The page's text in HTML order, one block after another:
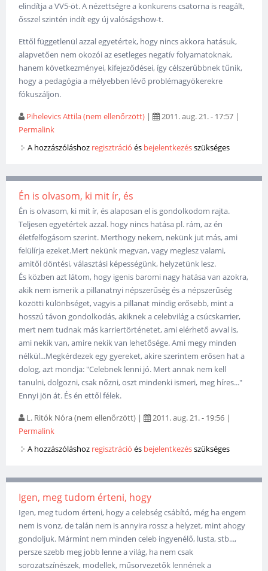
elindítja a VV5-öt. A nézettségre a konkurens csatorna is reagált,
ősszel szintén indít egy új valóságshow-t.
Ettől függetlenül azzal egyetértek, hogy nincs akkora hatásuk,
alapvetően nem okozói az esetleges negatív folyamatoknak,
hanem következményei, kifejeződései, így célszerűbbnek tűnik,
hogy a pedagógia a mélyebben lévő problémagyökerekre
fókuszáljon.
Pihelevics Attila (nem ellenőrzött) | 2011. aug. 21. - 17:57 |
Permalink
A hozzászóláshoz regisztráció és bejelentkezésszükséges
Én is olvasom, ki mit ír, és
Én is olvasom, ki mit ír, és alaposan el is gondolkodom rajta.
Teljesen egyetértek azzal. hogy nincs hatása pl. rám, az én
életfelfogásom szerint. Merthogy nekem, nekünk jut más, ami
felülírja ezeket.Mert nekünk megvan, vagy meglesz valami,
amitől döntési, választási képességünk, helyzetünk lesz.
És közben azt látom, hogy igenis baromi nagy hatása van azokra,
akik nem ismerik a pillanatnyi népszerűség és a népszerűség
közötti különbséget, vagyis a pillanat mindig erősebb, mint a
hosszú távon gondolkodás, akiknek a celebvilág a csúcskarrier,
mert nem tudnak más karriertörténetet, ami elérhető avval is,
ami nekik van, amire nekik van lehetősége. Ami megy minden
nélkül...Megkérdezek egy gyereket, akire szerintem erősen hat a
dolog, azt mondja: "Celebnek lenni jó. Mert annak nem kell
tanulni, dolgozni, csak nőzni, oszt mindenki ismeri, meg híres..."
Ennyi jön át. És én ettől félek.
L. Ritók Nóra (nem ellenőrzött) | 2011. aug. 21. - 19:56 |
Permalink
A hozzászóláshoz regisztráció és bejelentkezésszükséges
Igen, meg tudom érteni, hogy
Igen, meg tudom érteni, hogy a celebség csábító, még ha engem
nem is vonz, de talán nem is annyira rossz a helyzet, mint ahogy
gondoljuk. Mármint nem minden celeb ingyenélő, lusta, stb...,
persze szebb meg jobb lenne a világ, ha nem csak
sorozatszínészek, modellek, műsorvezetők lennének a